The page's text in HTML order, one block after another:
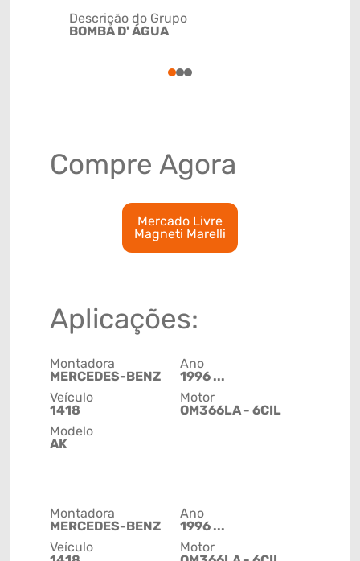
Descrição do Grupo
BOMBA D' ÁGUA
123
Compre Agora
Mercado Livre
Magneti Marelli
Aplicações:
Montadora
MERCEDES-BENZ
Veículo
1418
Modelo
AK
Ano
1996 ...
Motor
OM366LA - 6CIL
Montadora
MERCEDES-BENZ
Veículo
Ano
1996 ...
Motor